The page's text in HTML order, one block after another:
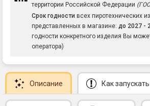
территории Российской Федерации
Срок годности всех пиротехнических
представленных в магазине: до 2027 -
годности конкретного изделия Вы
оператора)
Описание Как запускать